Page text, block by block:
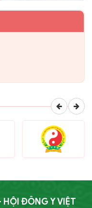
ĐÔNG Y VIỆT